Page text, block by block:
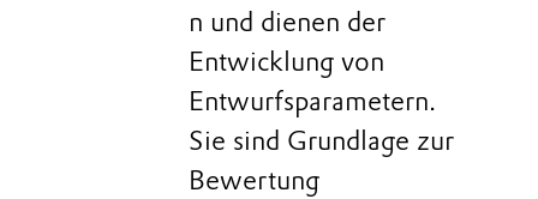
n und dienen der
Entwicklung von
Entwurfsparametern.
Sie sind Grundlage zur
Bewertung